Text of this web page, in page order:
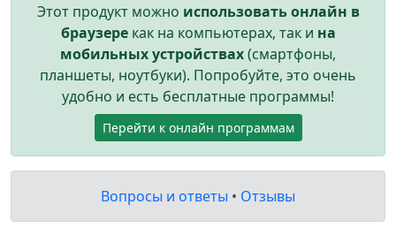
Этот продукт можно использовать онлайн в
браузерекак на компьютерах, так и на
мобильных устройствах(смартфоны,
планшеты, ноутбуки). Попробуйте, это очень
удобно и есть бесплатные программы!
Перейти к онлайн программам
Вопросы и ответы • Отзывы